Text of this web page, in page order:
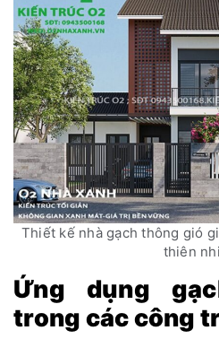
Thiết kế nhà gạch thông gió
thiên
Ứng dụng
trong các công